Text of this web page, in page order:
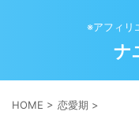
※アフィリ
ナ
HOME > 恋愛期 >